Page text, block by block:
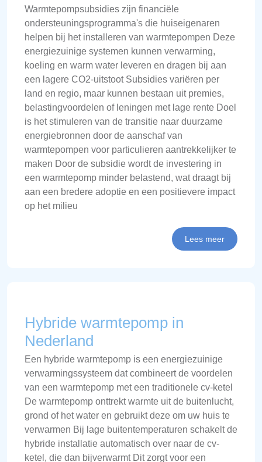
Warmtepompsubsidies zijn financiële
ondersteuningsprogramma's die huiseigenaren
helpen bij het installeren van warmtepompen Deze
energiezuinige systemen kunnen verwarming,
koeling en warm water leveren en dragen bij aan
een lagere CO2-uitstoot Subsidies variëren per
land en regio, maar kunnen bestaan uit premies,
belastingvoordelen of leningen met lage rente Doel
is het stimuleren van de transitie naar duurzame
energiebronnen door de aanschaf van
warmtepompen voor particulieren aantrekkelijker te
maken Door de subsidie wordt de investering in
een warmtepomp minder belastend, wat draagt bij
aan een bredere adoptie en een positievere impact
op het milieu
Lees meer
Hybride warmtepomp in
Nederland
Een hybride warmtepomp is een energiezuinige
verwarmingssysteem dat combineert de voordelen
van een warmtepomp met een traditionele cv-ketel
De warmtepomp onttrekt warmte uit de buitenlucht,
grond of het water en gebruikt deze om uw huis te
verwarmen Bij lage buitentemperaturen schakelt de
hybride installatie automatisch over naar de cv-
ketel, die dan bijverwarmt Dit zorgt voor een